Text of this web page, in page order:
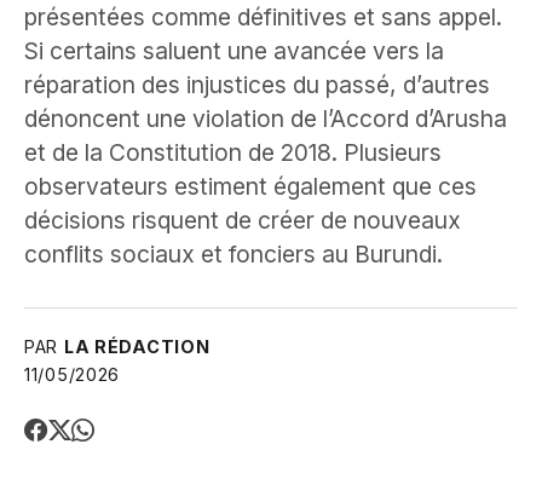
présentées comme définitives et sans appel.
Si certains saluent une avancée vers la
réparation des injustices du passé, d’autres
dénoncent une violation de l’Accord d’Arusha
et de la Constitution de 2018. Plusieurs
observateurs estiment également que ces
décisions risquent de créer de nouveaux
conflits sociaux et fonciers au Burundi.
PAR LA RÉDACTION
11/05/2026